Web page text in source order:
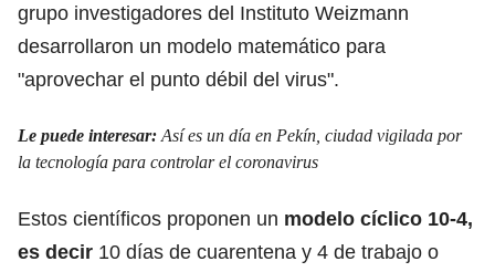
grupo investigadores del Instituto Weizmann
desarrollaron un modelo matemático para
"aprovechar el punto débil del virus".
Le puede interesar: Así es un día en Pekín, ciudad vigilada por
la tecnología para controlar el coronavirus
Estos científicos proponen un modelo cíclico 10-4,
es decir 10 días de cuarentena y 4 de trabajo o